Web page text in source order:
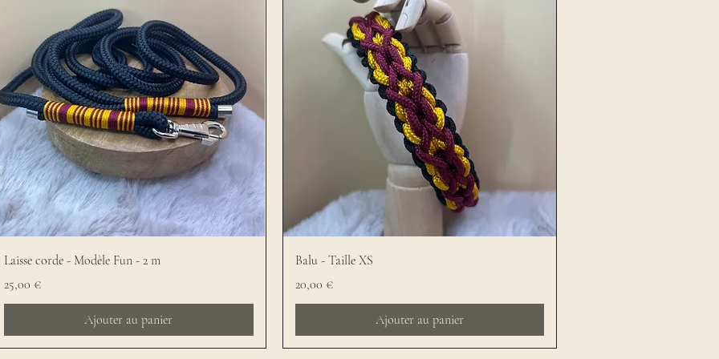
Laisse corde - Modèle Fun - 2 m
Prix
25,00 €
Ajouter au panier
Balu - Taille XS
Prix
20,00 €
Ajouter au panier